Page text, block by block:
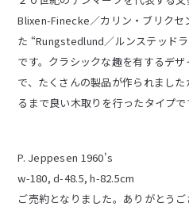
Blixen-Finecke／カリン・ブリクセ
た “Rungstedlund／ルンステッド
です。クラシックな趣を有するデ
で、たくさんの製品が作られまし
るまで良い木取りを行ったタイプで
P. Jeppesen 1960's
w-180, d-48.5, h-82.5cm
ご売約となりました。ありがとうご